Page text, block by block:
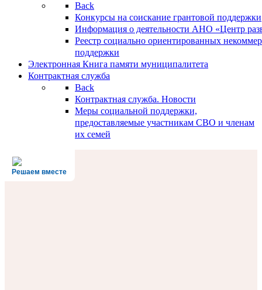
Back
Конкурсы на соискание грантовой поддержки
Информация о деятельности АНО «Центр
Реестр социально ориентированных
поддержки
Электронная Книга памяти муниципалитета
Контрактная служба
Back
Контрактная служба. Новости
Меры социальной поддержки,
предоставляемые участникам СВО и членам
их семей
Решаем вместе